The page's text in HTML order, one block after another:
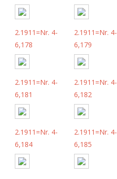
2.1911=Nr. 4-
6,178
2.1911=Nr. 4-
6,179
2.1911=Nr. 4-
6,181
2.1911=Nr. 4-
6,182
2.1911=Nr. 4-
6,184
2.1911=Nr. 4-
6,185